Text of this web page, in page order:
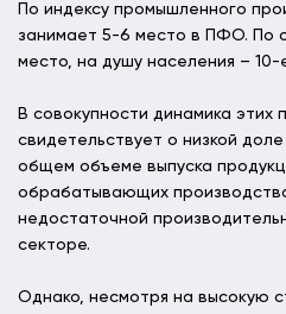
По индексу промышленного
занимает 5-6 место в ПФО. По
место, на душу населения – 10-
В совокупности динамика этих
свидетельствует о низкой
общем объеме выпуска
обрабатывающих
недостаточной
секторе.
Однако, несмотря на высокую